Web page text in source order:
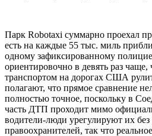
Парк Robotaxi суммарно проехал
есть на каждые 55 тыс. миль
одному зафиксированному
ориентировочно в девять раз чаще,
транспортом на дорогах США
полагают, что прямое сравнение
полностью точное, поскольку в
часть ДТП проходит мимо
водители-люди урегулируют их без
правоохранителей, так что